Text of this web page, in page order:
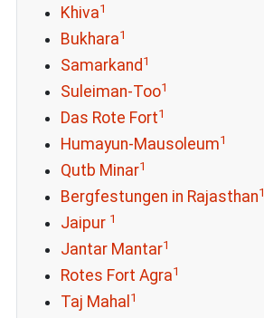
Khiva1
Bukhara1
Samarkand 1
Suleiman-Too1
Das Rote Fort1
Humayun-Mausoleum1
Qutb Minar1
Bergfestungen in Rajasthan1
Jaipur 1
Jantar Mantar1
Rotes Fort Agra1
Taj Mahal 1